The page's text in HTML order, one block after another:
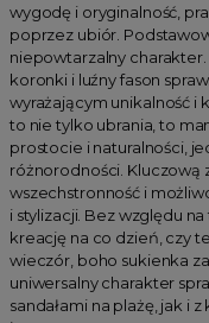
wygodę i oryginalność,
poprzez ubiór.
niepowtarzalny
koronki i luźny fason
wyrażającym unikalność i
to nie tylko ubrania, to
prostocie i naturalności,
różnorodności. Kluczową
wszechstronność i
i stylizacji. Bez względu
kreację na co dzień, czy
wieczór, boho sukienka
uniwersalny charakter
sandałami na plażę, jak i